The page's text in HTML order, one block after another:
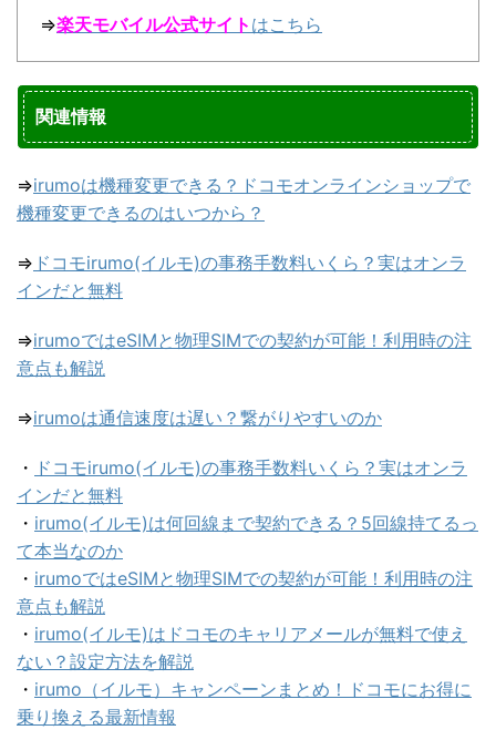
⇒楽天モバイル公式サイト はこちら
関連情報
⇒irumoは機種変更できる？ドコモオンラインショップで
機種変更できるのはいつから？
⇒ ドコモirumo(イルモ)の事務手数料いくら？実はオンラ
インだと無料
⇒irumoではeSIMと物理SIMでの契約が可能！利用時の注
意点も解説
⇒irumoは通信速度は遅い？繋がりやすいのか
・ ドコモirumo(イルモ)の事務手数料いくら？実はオンラ
インだと無料
・ irumo(イルモ)は何回線まで契約できる？5回線持てるっ
て本当なのか
・ irumoではeSIMと物理SIMでの契約が可能！利用時の注
意点も解説
・ irumo(イルモ)はドコモのキャリアメールが無料で使え
ない？設定方法を解説
・ irumo（イルモ）キャンペーンまとめ！ドコモにお得に
乗り換える最新情報